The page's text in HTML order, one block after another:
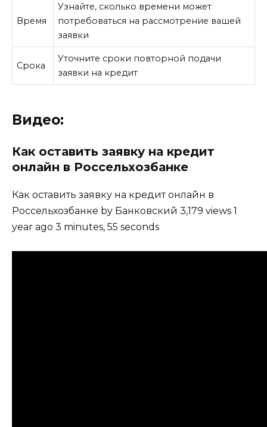
Время
Узнайте, сколько времени может
потребоваться на рассмотрение вашей
заявки
Срока
Уточните сроки повторной подачи
заявки на кредит
Видео:
Как оставить заявку на кредит
онлайн в Россельхозбанке
Как оставить заявку на кредит онлайн в
Россельхозбанке by Банковский 3,179 views 1
year ago 3 minutes, 55 seconds